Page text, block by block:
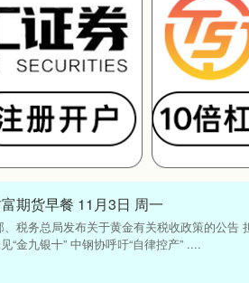
期货早餐 11月3日 周一
税务总局发布关于黄金有关税收政策的公告
“金九银十” 中钢协呼吁“自律控产” ....